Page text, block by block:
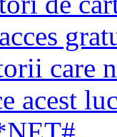
care
acest